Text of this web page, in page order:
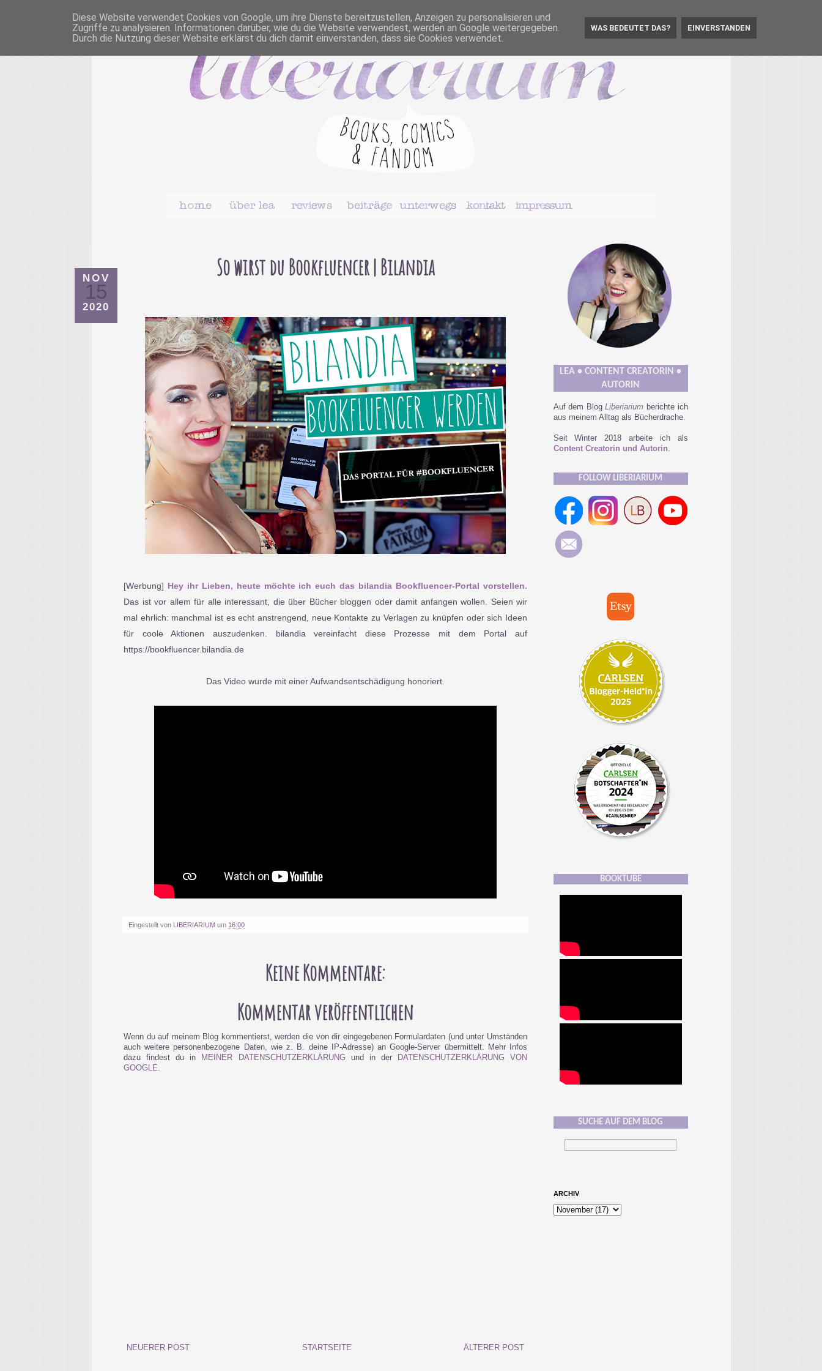
NOV
15
2020
So wirst du Bookfluencer | Bilandia
[Werbung]
Hey ihr Lieben, heute möchte ich euch das bilandia Bookfluencer-Portal vorstellen.
Das ist vor allem für alle interessant, die über Bücher bloggen oder damit anfangen wollen. Seien wir
mal ehrlich: manchmal ist es echt anstrengend, neue Kontakte zu Verlagen zu knüpfen oder sich Ideen
für coole Aktionen auszudenken. bilandia vereinfacht diese Prozesse mit dem Portal auf
https://bookfluencer.bilandia.de
Das Video wurde mit einer Aufwandsentschädigung honoriert.
Eingestellt von LIBERIARIUM um 16:00
Keine Kommentare:
Kommentar veröffentlichen
Wenn du auf meinem Blog kommentierst, werden die von dir eingegebenen Formulardaten (und unter Umständen
auch weitere personenbezogene Daten, wie z. B. deine IP-Adresse) an Google-Server übermittelt. Mehr Infos
dazu findest du in
MEINER DATENSCHUTZERKLÄRUNG und in der
DATENSCHUTZERKLÄRUNG VON
GOOGLE
NEUERER POST ÄLTERER POST
STARTSEITE
LEA • CONTENT CREATORIN •
AUTORIN
Auf dem BlogLiberiarium berichte ich
aus meinem Alltag als Bücherdrache.
Seit Winter 2018 arbeite ich als
Content Creatorin und Autorin.
FOLLOW LIBERIARIUM
BOOKTUBE
SUCHE AUF DEM BLOG
ARCHIV
Diese Website verwendet Cookies von Google, um ihre Dienste bereitzustellen, Anzeigen zu personalisieren und
Zugriffe zu analysieren. Informationen darüber, wie du die Website verwendest, werden an Google weitergegeben.
Durch die Nutzung dieser Website erklärst du dich damit einverstanden, dass sie Cookies verwendet.
WAS BEDEUTET DAS? EINVERSTANDEN